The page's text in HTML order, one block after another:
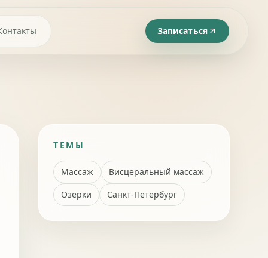
Записаться
ТЕМЫ
Массаж
Висцеральный массаж
Озерки
Санкт-Петербург